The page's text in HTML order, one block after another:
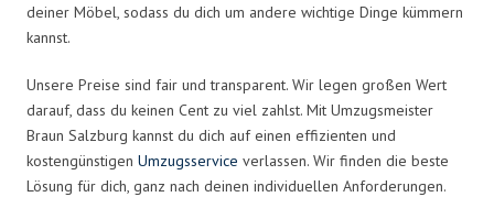
deiner Möbel, sodass du dich um andere wichtige Dinge kümmern
kannst.
Unsere Preise sind fair und transparent. Wir legen großen Wert
darauf, dass du keinen Cent zu viel zahlst. Mit Umzugsmeister
Braun Salzburg kannst du dich auf einen effizienten und
kostengünstigen Umzugsservice verlassen. Wir finden die beste
Lösung für dich, ganz nach deinen individuellen Anforderungen.